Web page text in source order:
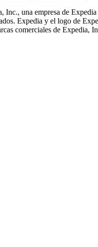
Inc., una empresa de
Expedia y el logo de
comerciales de Expedia,